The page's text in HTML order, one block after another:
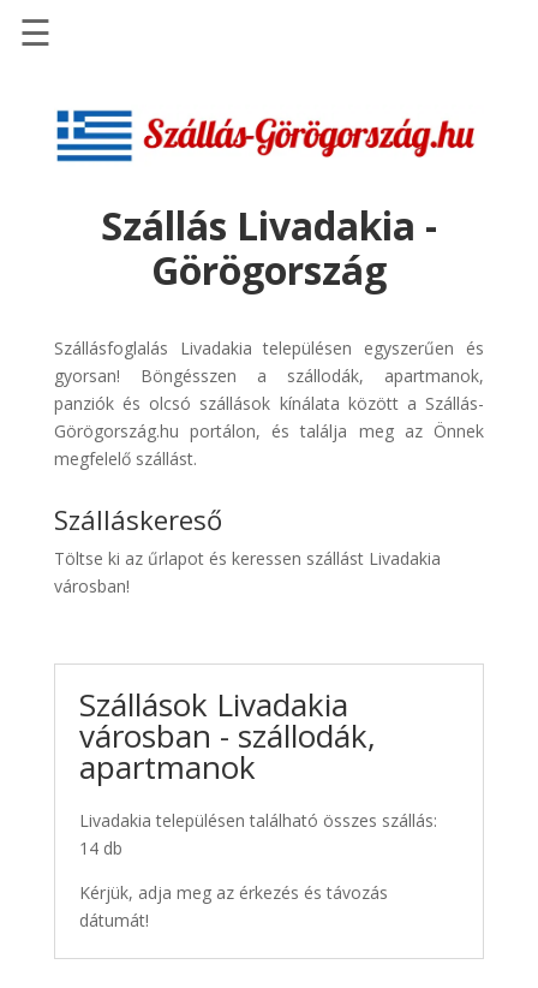
Szállások
Repülőjegy
pénzvisszatérítéssel
Discover
Cars
Transzfer
Kiwi
Taxi
☰
Szállás Livadakia -
Görögország
Szállásfoglalás Livadakia településen egyszerűen és
gyorsan! Böngésszen a szállodák, apartmanok,
panziók és olcsó szállások kínálata között a Szállás-
Görögország.hu portálon, és találja meg az Önnek
megfelelő szállást.
Szálláskereső
Töltse ki az űrlapot és keressen szállást Livadakia
városban!
Szállások Livadakia
városban - szállodák,
apartmanok
Livadakia településen található összes szállás:
14 db
Kérjük, adja meg az érkezés és távozás
dátumát!